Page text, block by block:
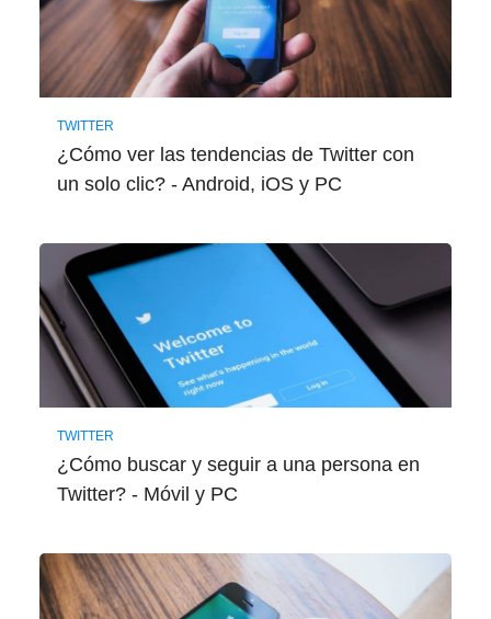
TWITTER
¿Cómo ver las tendencias de Twitter con
un solo clic? - Android, iOS y PC
TWITTER
¿Cómo buscar y seguir a una persona en
Twitter? - Móvil y PC